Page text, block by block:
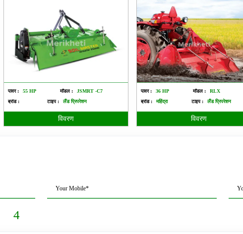
पावर : 55 HP मॉडल :
JSMRT -C7
ब्रांड :
टाइप : लैंड प्रिपरेशन
विवरण
पावर : 36 HP मॉडल :
RLX
ब्रांड :
महिंद्रा टाइप : लैंड प्रिपरेशन
विवरण
Your Mobile*
4